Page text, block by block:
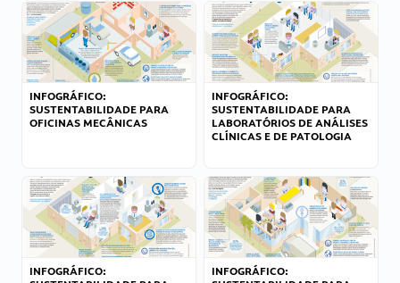
INFOGRÁFICO:
SUSTENTABILIDADE PARA
OFICINAS MECÂNICAS
INFOGRÁFICO:
SUSTENTABILIDADE PARA
LABORATÓRIOS DE ANÁLISES
CLÍNICAS E DE PATOLOGIA
INFOGRÁFICO:
INFOGRÁFICO: